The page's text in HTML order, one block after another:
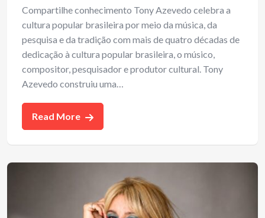
Compartilhe conhecimento Tony Azevedo celebra a
cultura popular brasileira por meio da música, da
pesquisa e da tradição com mais de quatro décadas de
dedicação à cultura popular brasileira, o músico,
compositor, pesquisador e produtor cultural. Tony
Azevedo construiu uma…
Read More